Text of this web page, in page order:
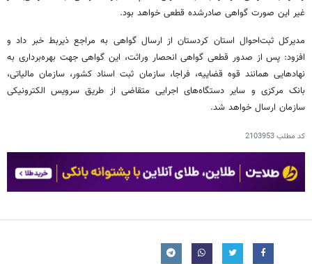
غیر این صورت گواهی صادرشده قطعی خواهد بود.
مدیرکل ثبت‌احوال استان کردستان از ارسال گواهی به مراجع ذیربط خبر داد و
افزود: پس از صدور قطعی گواهی انحصار وراثت، این گواهی جهت بهره‌برداری به
نهادهایی همانند قوه قضاییه، فراجا، سازمان ثبت اسناد کشور، سازمان مالیاتی،
بانک مرکزی و سایر دستگاه‌های اجرایی متقاضی از طریق سرویس الکترونیکی
سازمان ارسال خواهد شد.
کد مطلب2103953